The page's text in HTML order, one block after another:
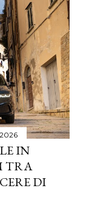
IN
TRA
DI